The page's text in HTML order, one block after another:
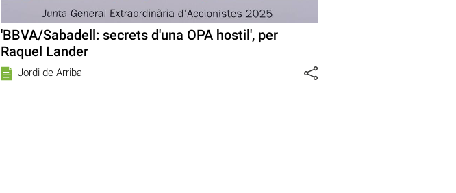
'BBVA/Sabadell: secrets d'una OPA hostil', per
Raquel Lander
Jordi de Arriba